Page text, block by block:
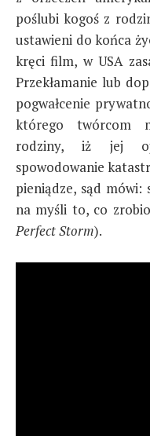
poślubi kogoś z
ustawieni do końca
kręci film, w USA
Przekłamanie lub
pogwałcenie
którego twórcom
rodziny, iż jej
spowodowanie
pieniądze, sąd
na myśli to, co
Perfect Storm).